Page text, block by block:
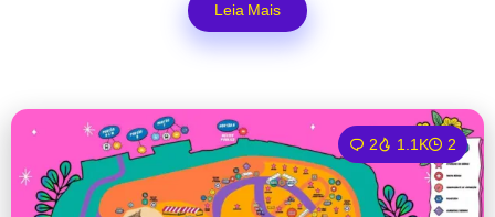
Leia Mais
2 1.1K 2